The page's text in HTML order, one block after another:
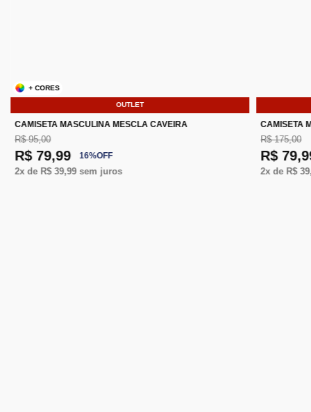
OUTLET
+ CORES
CAMISETA MASCULINA MESCLA CAVEIRA
R$ 95,00
R$ 79,99 16%OFF
2x de R$ 39,99sem juros
CAMISETA
R$ 175,00
R$
2x de R$